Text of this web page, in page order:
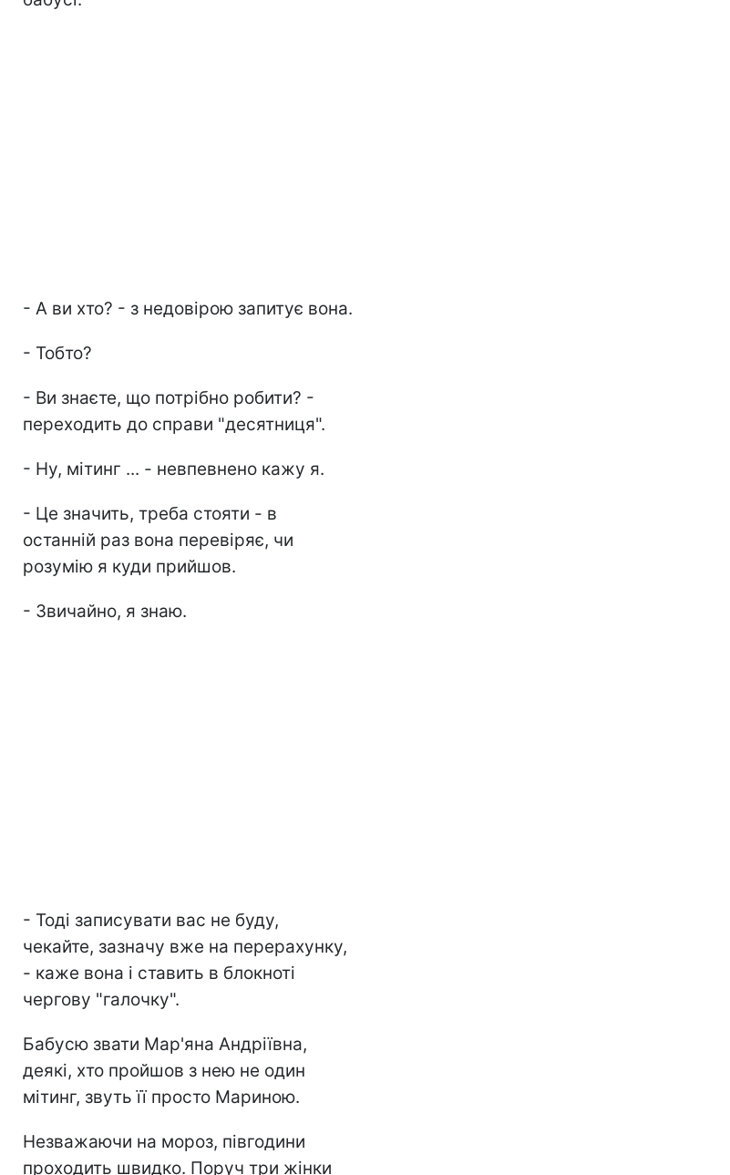
- А ви хто? - з недовірою запитує вона.
- Тобто?
- Ви знаєте, що потрібно робити? -
переходить до справи "десятниця".
- Ну, мітинг ... - невпевнено кажу я.
- Це значить, треба стояти - в
останній раз вона перевіряє, чи
розумію я куди прийшов.
- Звичайно, я знаю.
- Тоді записувати вас не буду,
чекайте, зазначу вже на перерахунку,
- каже вона і ставить в блокноті
чергову "галочку".
Бабусю звати Мар'яна Андріївна,
деякі, хто пройшов з нею не один
мітинг, звуть її просто Мариною.
Незважаючи на мороз, півгодини
проходить швидко. Поруч три жінки